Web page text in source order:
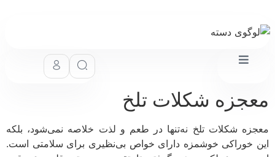
شکلات تلخ
شکلات تلخ نه‌تنها در طعم و لذت خلاصه نمی‌شود، بلکه
خوراکی خوشمزه دارای خواص بی‌نظیری برای سلامتی است.